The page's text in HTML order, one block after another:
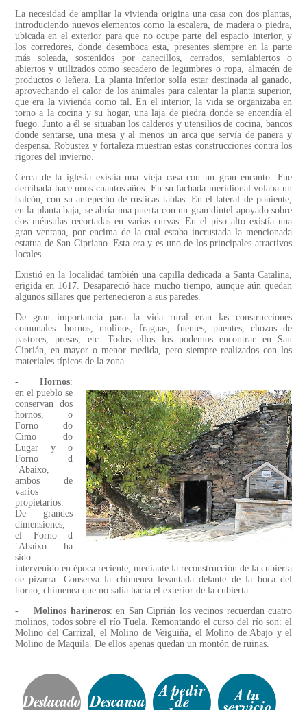
La necesidad de ampliar la vivienda origina una casa con dos plantas,
introduciendo nuevos elementos como la escalera, de madera o piedra,
ubicada en el exterior para que no ocupe parte del espacio interior, y
los corredores, donde desemboca esta, presentes siempre en la parte
más soleada, sostenidos por canecillos, cerrados, semiabiertos o
abiertos y utilizados como secadero de legumbres o ropa, almacén de
productos o leñera. La planta inferior solía estar destinada al ganado,
aprovechando el calor de los animales para calentar la planta superior,
que era la vivienda como tal. En el interior, la vida se organizaba en
torno a la cocina y su hogar, una laja de piedra donde se encendía el
fuego. Junto a él se situaban los calderos y utensilios de cocina, bancos
donde sentarse, una mesa y al menos un arca que servía de panera y
despensa. Robustez y fortaleza muestran estas construcciones contra los
rigores del invierno.
Cerca de la iglesia existía una vieja casa con un gran encanto. Fue
derribada hace unos cuantos años. En su fachada meridional volaba un
balcón, con su antepecho de rústicas tablas. En el lateral de poniente,
en la planta baja, se abría una puerta con un gran dintel apoyado sobre
dos ménsulas recortadas en varias curvas. En el piso alto existía una
gran ventana, por encima de la cual estaba incrustada la mencionada
estatua de San Cipriano. Esta era y es uno de los principales atractivos
locales.
Existió en la localidad también una capilla dedicada a Santa Catalina,
erigida en 1617. Desapareció hace mucho tiempo, aunque aún quedan
algunos sillares que pertenecieron a sus paredes.
De gran importancia para la vida rural eran las construcciones
comunales: hornos, molinos, fraguas, fuentes, puentes, chozos de
pastores, presas, etc. Todos ellos los podemos encontrar en San
Ciprián, en mayor o menor medida, pero siempre realizados con los
materiales típicos de la zona.
-
Hornos:
en el pueblo se
conservan dos
hornos, o
Forno do
Cimo do
Lugar y o
Forno d
´Abaixo,
ambos de
varios
propietarios.
De grandes
dimensiones,
el Forno d
´Abaixo ha
sido
intervenido en época reciente, mediante la reconstrucción de la cubierta
de pizarra. Conserva la chimenea levantada delante de la boca del
horno, chimenea que no salía hacia el exterior de la cubierta.
- Molinos harineros: en San Ciprián los vecinos recuerdan cuatro
molinos, todos sobre el río Tuela. Remontando el curso del río son: el
Molino del Carrizal, el Molino de Veiguiña, el Molino de Abajo y el
Molino de Maquila. De ellos apenas quedan un montón de ruinas.